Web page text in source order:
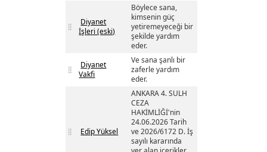
Diyanet
İşleri (eski)
Böylece sana,
kimsenin güç
yetiremeyeceği bir
şekilde yardım
eder.
Diyanet
Vakfi
Ve sana şanlı bir
zaferle yardım
eder.
Edip Yüksel
ANKARA 4. SULH
CEZA
HAKİMLİĞİ'nin
24.06.2026 Tarih
ve 2026/6172 D. İş
sayılı kararında